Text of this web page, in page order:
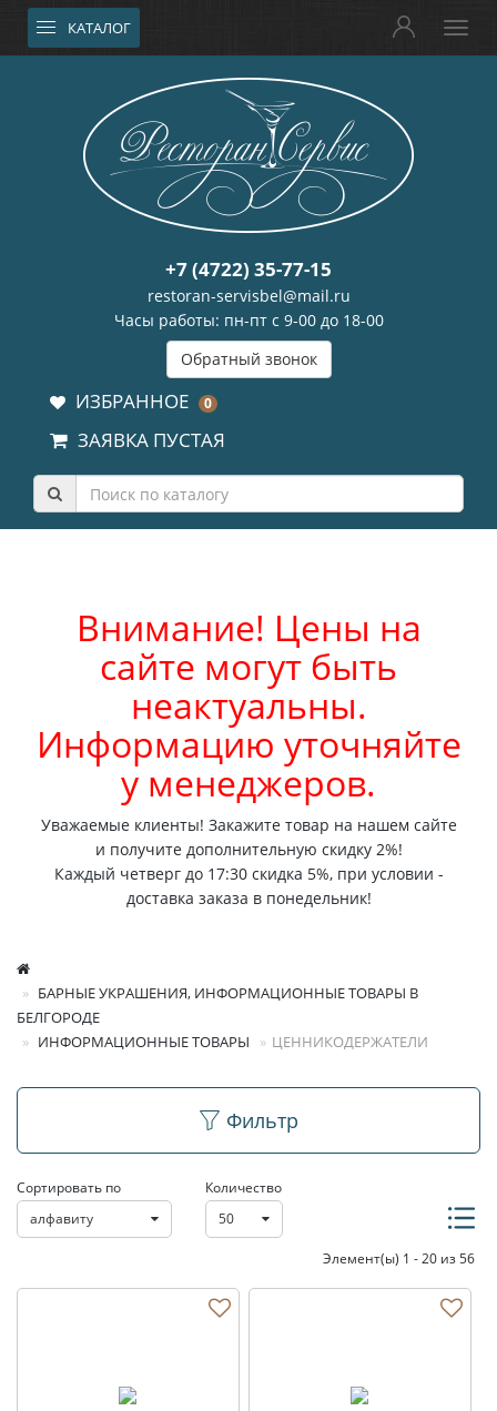
КАТАЛОГ
+7 (4722) 35-77-15
restoran-servisbel@mail.ru
Часы работы: пн-пт с 9-00 до 18-00
Обратный звонок
ИЗБРАННОЕ 0
ЗАЯВКА ПУСТАЯ
Внимание! Цены на
сайте могут быть
неактуальны.
Информацию уточняйте
у менеджеров.
Уважаемые клиенты! Закажите товар на нашем сайте
и получите дополнительную скидку 2%!
Каждый четверг до 17:30 скидка 5%, при условии -
доставка заказа в понедельник!
БАРНЫЕ УКРАШЕНИЯ, ИНФОРМАЦИОННЫЕ ТОВАРЫ В
БЕЛГОРОДЕ
ИНФОРМАЦИОННЫЕ ТОВАРЫ
ЦЕННИКОДЕРЖАТЕЛИ
Ценникодержатели
Фильтр
Сортировать по
алфавиту
Количество
50
Элемент(ы) 1 - 20 из 56